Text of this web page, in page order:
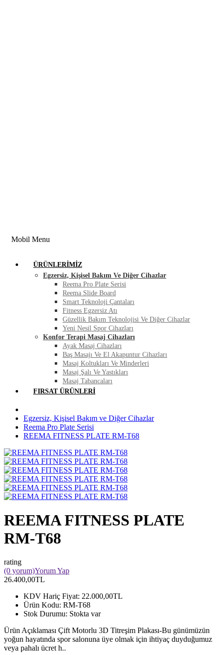
Mobil Menu
ÜRÜNLERIMIZ
Egzersiz, Kişisel Bakım Ve Diğer Cihazlar
Reema Pro Plate Serisi
Reema Slide Board
Smart Teknoloji Çantaları
Fitness Egzersiz Atı
Güzellik Bakım Teknolojisi Ve Diğer Cihazlar
Yeni Nesil Spor Cihazları
Konfor Terapi Masaj Cihazları
Ayak Masaj Cihazları
Baş Masajı Ve El Akapuntur Cihazları
Masaj Koltukları Ve Minderleri
Masaj Şalı Ve Yastıkları
Masaj Tabancaları
FIRSAT ÜRÜNLERI
Egzersiz, Kişisel Bakım ve Diğer Cihazlar
Reema Pro Plate Serisi
REEMA FITNESS PLATE RM-T68
REEMA FITNESS PLATE
RM-T68
rating
(0 yorum)Yorum Yap
26.400,00TL
KDV Hariç Fiyat: 22.000,00TL
Ürün Kodu: RM-T68
Stok Durumu: Stokta var
Ürün Açıklaması Çift Motorlu 3D Titreşim Plakası-Bu günümüzün
yoğun hayatında spor salonuna üye olmak için ihtiyaç duyduğumuz
veya pahalı ücret h..